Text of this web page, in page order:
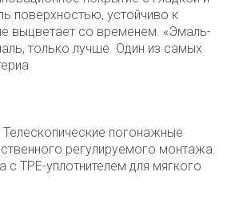
поверхностью, устойчиво к
выцветает со временем. «Эмаль-
только лучше. Один из самых
погонажные
регулируемого монтажа.
TPE-уплотнителем для мягкого